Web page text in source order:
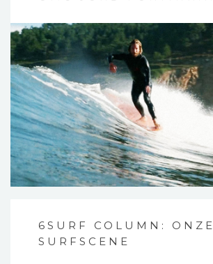
6SURF COLUMN: ONZE
SURFSCENE